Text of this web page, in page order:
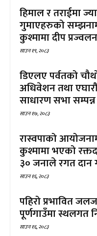
हिमाल र तराईमा
गुमाएहरुको
कुश्मामा दीप प्रज्वलन
साउन १९, २०८३
डिएलए पर्वतको
अधिवेशन तथा
साधारण सभा सम्पन्न
साउन १७, २०८३
रास्वपाको
कुश्मामा भएको
३० जनाले रगत दान
साउन १६, २०८३
पहिरो प्रभावित
पूर्णगाउँमा स्थलगत
साउन १६, २०८३